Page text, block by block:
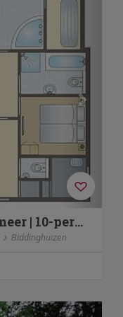
Waterparc Veluwemeer | 10-persoons villa | 10FL+
Biddinghuizen
Next